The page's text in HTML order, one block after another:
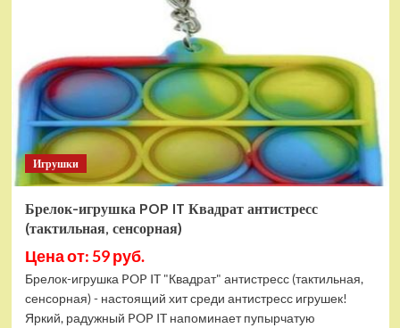
Паук
Водная
Игрушки
Брелок-игрушка POP IT Квадрат антистресс
(тактильная, сенсорная)
Цена от: 59 руб.
Брелок-игрушка POP IT "Квадрат" антистресс (тактильная,
сенсорная) - настоящий хит среди антистресс игрушек!
Яркий, радужный POP IT напоминает пупырчатую